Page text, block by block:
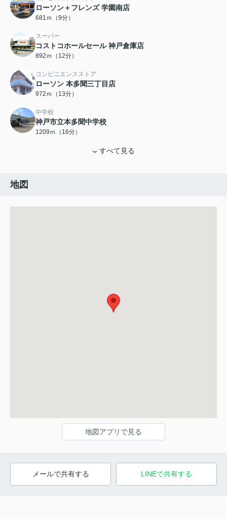
ローソン＋フレンズ 学園南店
681ｍ（9分）
スーパー
コストコホールセール 神戸倉庫店
892ｍ（12分）
コンビニエンスストア
ローソン 本多聞三丁目店
972ｍ（13分）
中学校
神戸市立本多聞中学校
1209ｍ（16分）
すべて見る
地図
地図アプリで見る
メールで共有する LINEで共有する